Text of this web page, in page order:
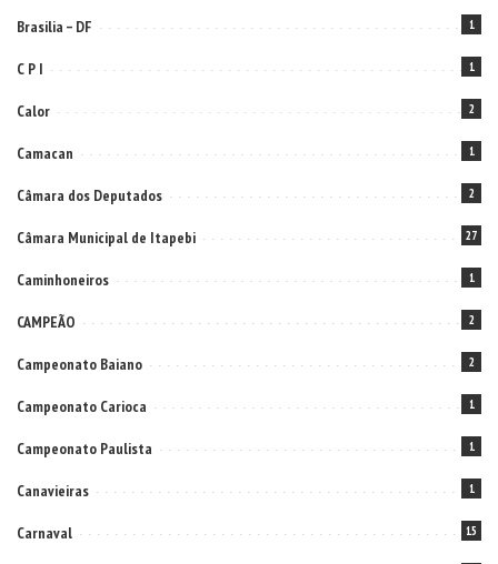
Brasilia – DF 1
C P I 1
Calor 2
Camacan 1
Câmara dos Deputados 2
Câmara Municipal de Itapebi 27
Caminhoneiros 1
CAMPEÃO 2
Campeonato Baiano 2
Campeonato Carioca 1
Campeonato Paulista 1
Canavieiras 1
Carnaval 15